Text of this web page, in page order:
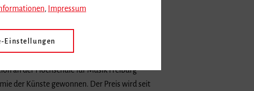
an der Hochschule für Musik Freiburg
der Künste gewonnen. Der Preis wird seit
, Impressum
Einstellungen